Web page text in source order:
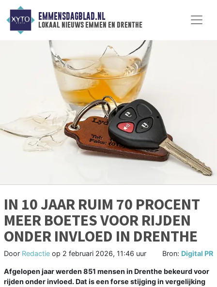
EMMENSDAGBLAD.NL
lokaal nieuws emmen en drenthe
IN 10 JAAR RUIM 70 PROCENT
MEER BOETES VOOR RIJDEN
ONDER INVLOED IN DRENTHE
Door Redactie op 2 februari 2026, 11:46 uur Bron: Digital PR
Afgelopen jaar werden 851 mensen in Drenthe bekeurd voor
rijden onder invloed. Dat is een forse stijging in vergelijking